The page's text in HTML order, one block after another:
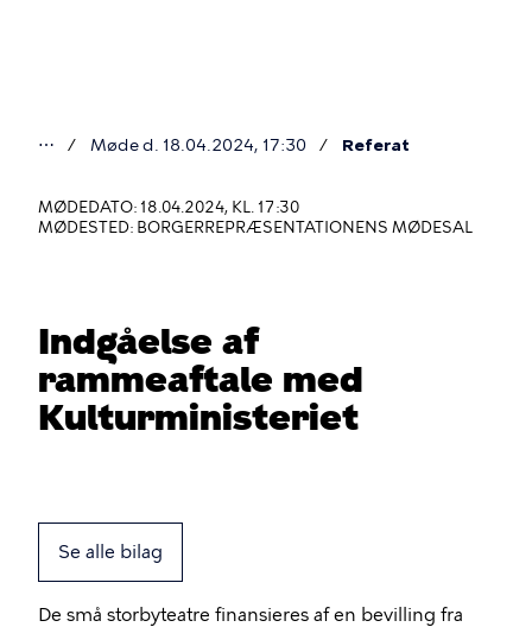
er
her
⋯ Møde d. 18.04.2024, 17:30 Referat
MØDEDATO: 18.04.2024, KL. 17:30
MØDESTED: BORGERREPRÆSENTATIONENS MØDESAL
Indgåelse af
rammeaftale med
Kulturministeriet
Se alle bilag
De små storbyteatre finansieres af en bevilling fra